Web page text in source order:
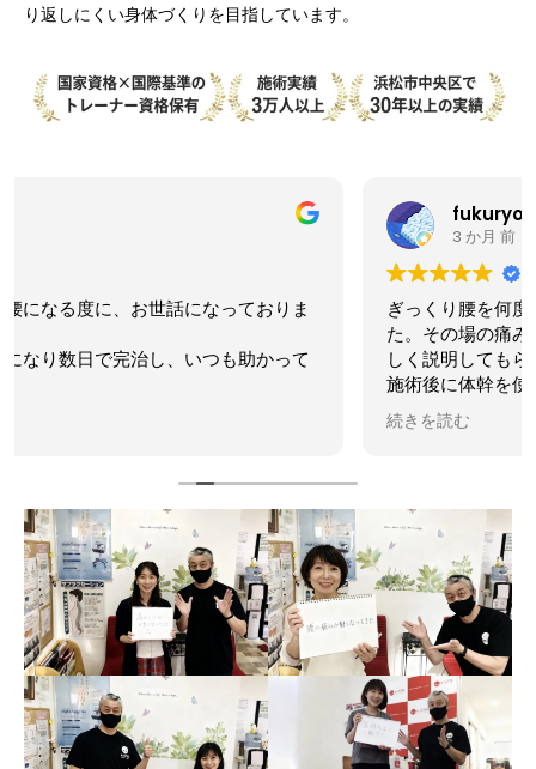
り返しにくい身体づくりを目指しています。
ぎっくり腰を何度か繰り返して不安になり通院しまし
た。その場の痛みを取るだけでなく、現在の状態を詳
しく説明してもらえたのが良かったです。
施術後に体幹を使う動きやストレッチを教わり、続け
ていくうちに腰への不安が減ってきました。